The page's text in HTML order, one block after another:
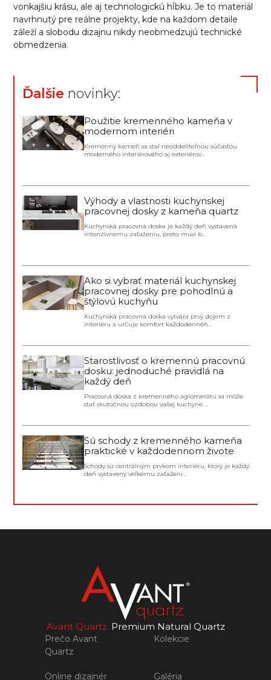
vonkajšiu krásu, ale aj technologickú hĺbku. Je to materiál
navrhnutý pre reálne projekty, kde na každom detaile
záleží a slobodu dizajnu nikdy neobmedzujú technické
obmedzenia.
Ďalšie novinky:
Použitie kremenného kameňa v
modernom interiéri
Kremenný kameň sa stal neoddeliteľnou súčasťou
moderného interiérového aj exteriérov...
Výhody a vlastnosti kuchynskej
pracovnej dosky z kameňa quartz
Kuchynská pracovná doska je každý deň vystavená
intenzívnemu zaťaženiu, preto musí b...
Ako si vybrať materiál kuchynskej
pracovnej dosky pre pohodlnú a
štýlovú kuchyňu
Kuchynská pracovná doska vytvára prvý dojem z
interiéru a určuje komfort každodennéh...
Starostlivosť o kremennú pracovnú
dosku: jednoduché pravidlá na
každý deň
Pracovná doska z kremenného aglomerátu sa môže
stať skutočnou ozdobou vašej kuchyne ...
Sú schody z kremenného kameňa
praktické v každodennom živote
Schody sú centrálnym prvkom interiéru, ktorý je každý
deň vystavený veľkému zaťaženi...
Avant Quartz. Premium Natural Quartz
Prečo Avant
Quartz
Kolekcie
Online dizajnér Galéria